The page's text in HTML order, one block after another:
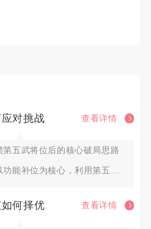
对挑战 查看详情
第五武将位后的核心破局思路
功能补位为核心，利用第五将
何择优 查看详情